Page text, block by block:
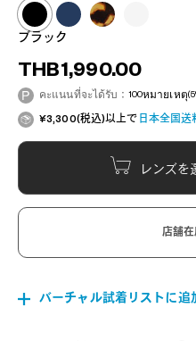
ブラック
THB1,990.00
คะแนนที่จะได้รับ：100หมายเหตุ
¥3,300(税込)以上で 日本全国送
レンズを
店舗在
バーチャル試着リストに追